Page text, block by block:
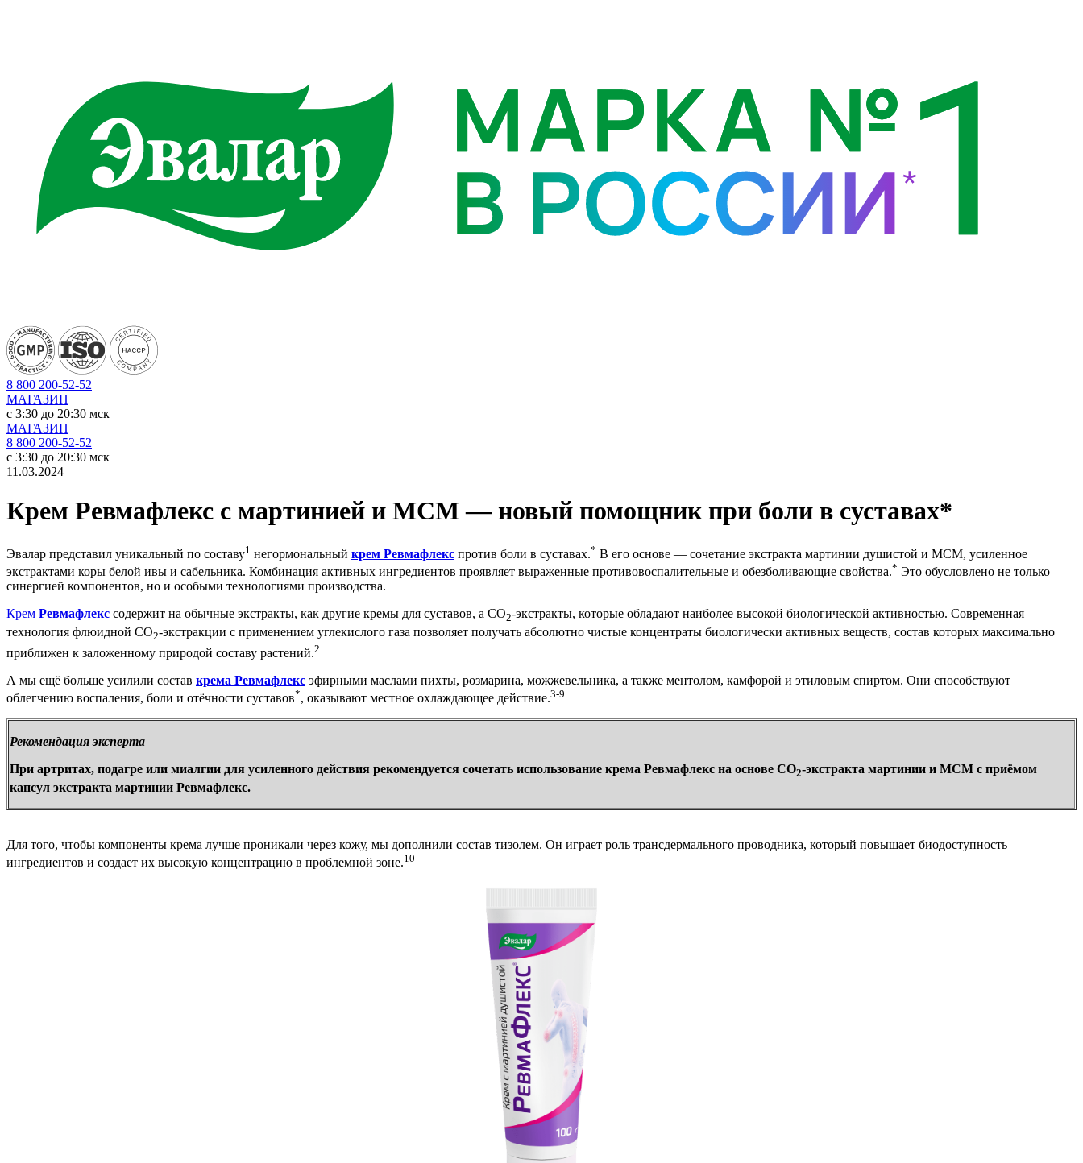
8 800 200-52-52
МАГАЗИН
c 3:30 до 20:30 мск
МАГАЗИН
8 800 200-52-52
c 3:30 до 20:30 мск
11.03.2024
Крем Ревмафлекс с мартинией и МСМ — новый помощник при боли в суставах*
Эвалар представил уникальный по составу1 негормональный крем Ревмафлекс против боли в суставах.* В его основе — сочетание экстракта мартинии душистой и МСМ, усиленное
экстрактами коры белой ивы и сабельника. Комбинация активных ингредиентов проявляет выраженные противовоспалительные и обезболивающие свойства.* Это обусловлено не только
синергией компонентов, но и особыми технологиями производства.
Крем Ревмафлекс содержит на обычные экстракты, как другие кремы для суставов, а СО2-экстракты, которые обладают наиболее высокой биологической активностью. Современная
технология флюидной СО2-экстракции с применением углекислого газа позволяет получать абсолютно чистые концентраты биологически активных веществ, состав которых максимально
приближен к заложенному природой составу растений.2
А мы ещё больше усилили состав крема Ревмафлекс эфирными маслами пихты, розмарина, можжевельника, а также ментолом, камфорой и этиловым спиртом. Они способствуют
облегчению воспаления, боли и отёчности суставов*, оказывают местное охлаждающее действие.3-9
Рекомендация эксперта
При артритах, подагре или миалгии для усиленного действия рекомендуется сочетать использование крема Ревмафлекс на основе СО2-экстракта мартинии и МСМ с приёмом
капсул экстракта мартинии Ревмафлекс.
Для того, чтобы компоненты крема лучше проникали через кожу, мы дополнили состав тизолем. Он играет роль трансдермального проводника, который повышает биодоступность
ингредиентов и создает их высокую концентрацию в проблемной зоне.10